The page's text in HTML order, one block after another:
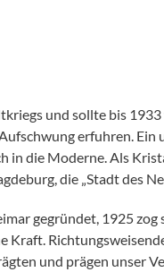
und sollte bis
erfuhren.
in die Moderne. Als
die „Stadt des
gegründet, 1925
und prägen unser